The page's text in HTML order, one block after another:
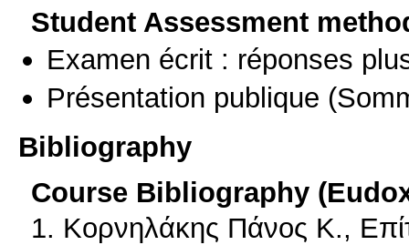
Student Assessment
Examen écrit : réponses
Présentation publique
Bibliography
Course Bibliography
1. Κορνηλάκης Πάνος Κ.,